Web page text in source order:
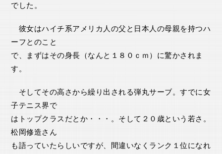
でした。
彼女はハイチ系アメリカ人の父と日本人の母親を持つハ
ーフとのこと
で、まずはその身長（なんと１８０ｃｍ）に驚かされま
す。
そしてその高さから繰り出される弾丸サーブ。すでに女
子テニス界で
はトップクラスだとか・・・。そして２０歳という若さ。
松岡修造さん
も語っていたらしいですが、間違いなくランク１位になれ